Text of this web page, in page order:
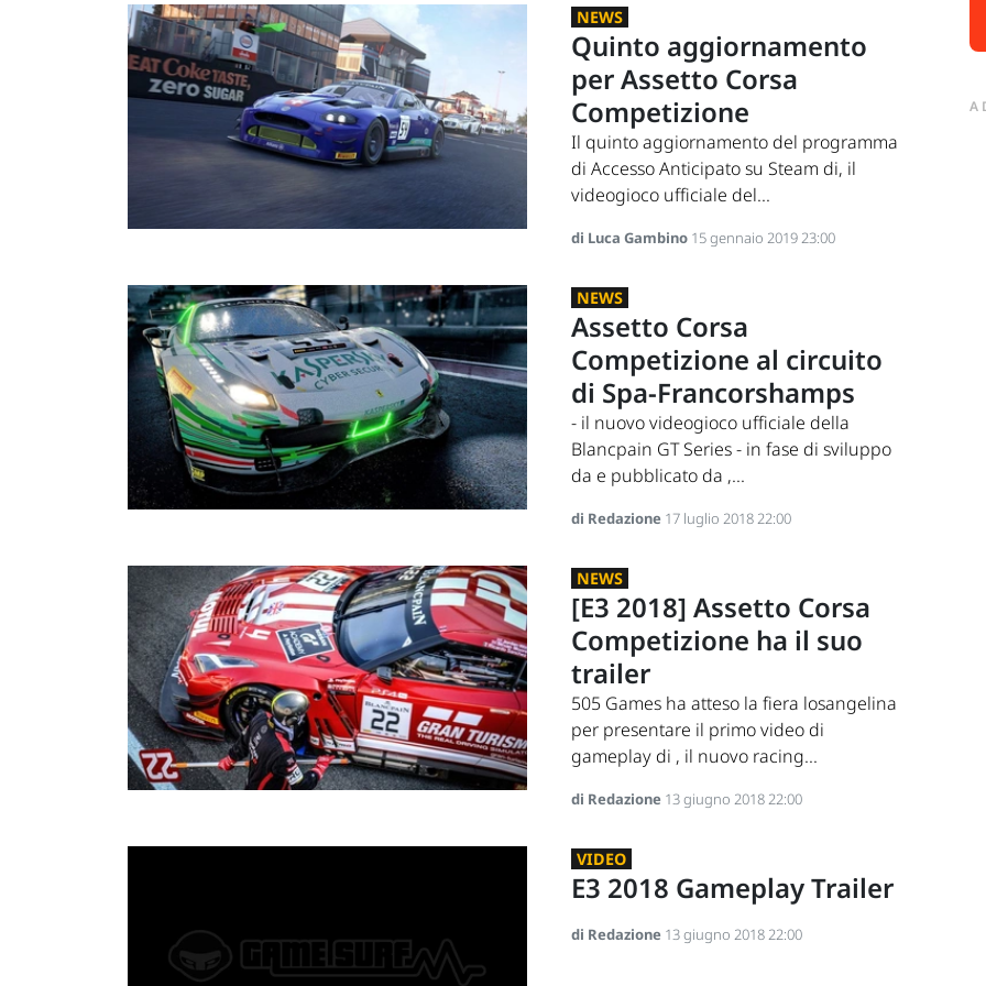
NEWS
Quinto aggiornamento
per Assetto Corsa
Competizione
Il quinto aggiornamento del programma
di Accesso Anticipato su Steam di, il
videogioco ufficiale del...
di Luca Gambino 15 gennaio 2019 23:00
NEWS
Assetto Corsa
Competizione al circuito
di Spa-Francorshamps
- il nuovo videogioco ufficiale della
Blancpain GT Series - in fase di sviluppo
da e pubblicato da ,...
di Redazione 17 luglio 2018 22:00
NEWS
[E3 2018] Assetto Corsa
Competizione ha il suo
trailer
505 Games ha atteso la fiera losangelina
per presentare il primo video di
gameplay di , il nuovo racing...
di Redazione 13 giugno 2018 22:00
VIDEO
E3 2018 Gameplay Trailer
di Redazione 13 giugno 2018 22:00